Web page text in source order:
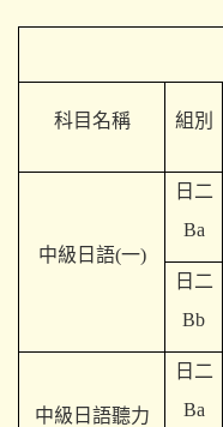
科目名稱 組別
中級日語(一)
日二
Ba
日二
Bb
中級日語聽力
日二
Ba